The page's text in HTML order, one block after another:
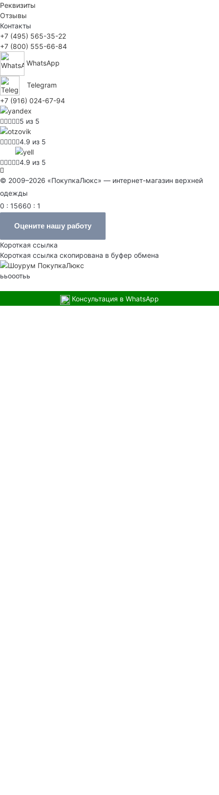
Реквизиты
Отзывы
Контакты
+7 (495) 565-35-22
+7 (800) 555-66-84
WhatsApp
Telegram
+7 (916) 024-67-94
5 из 5
4.9 из 5
4.9 из 5
© 2009–2026 «ПокупкаЛюкс» — интернет-магазин верхней
одежды
0 : 15660 : 1
Оцените нашу работу
Короткая ссылка
Короткая ссылка скопирована в буфер обмена
ььооотьь
Консультация в WhatsApp